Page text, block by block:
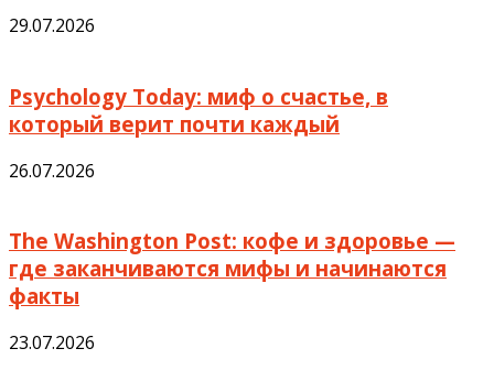
29.07.2026
Psychology Today: миф о счастье, в
который верит почти каждый
26.07.2026
The Washington Post: кофе и здоровье —
где заканчиваются мифы и начинаются
факты
23.07.2026